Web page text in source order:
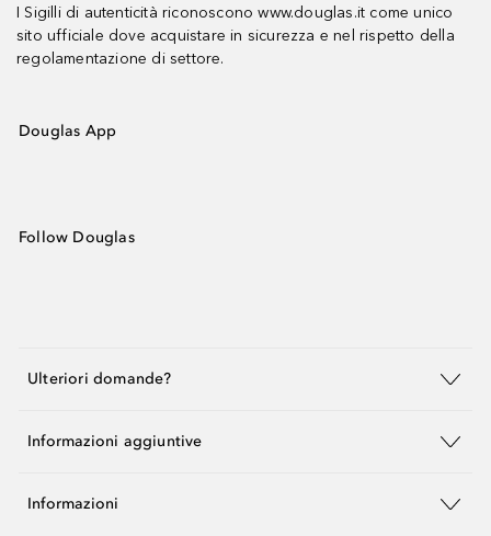
I Sigilli di autenticità riconoscono www.douglas.it come unico
sito ufficiale dove acquistare in sicurezza e nel rispetto della
regolamentazione di settore.
Douglas App
Follow Douglas
Ulteriori domande?
Informazioni aggiuntive
Informazioni